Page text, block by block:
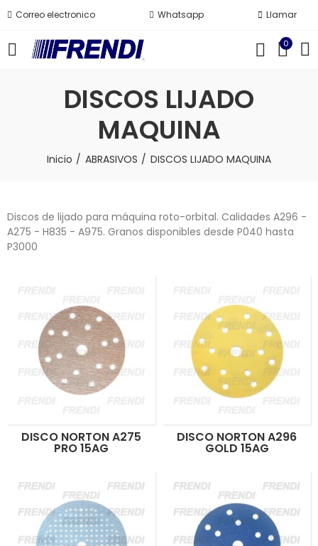
Correo electronico Whatsapp Llamar
0
DISCOS LIJADO
MAQUINA
Inicio ABRASIVOS DISCOS LIJADO MAQUINA
Discos de lijado para máquina roto-orbital. Calidades A296 -
A275 - H835 - A975. Granos disponibles desde P040 hasta
P3000
DISCO NORTON A275
PRO 15AG
DISCO NORTON A296
GOLD 15AG